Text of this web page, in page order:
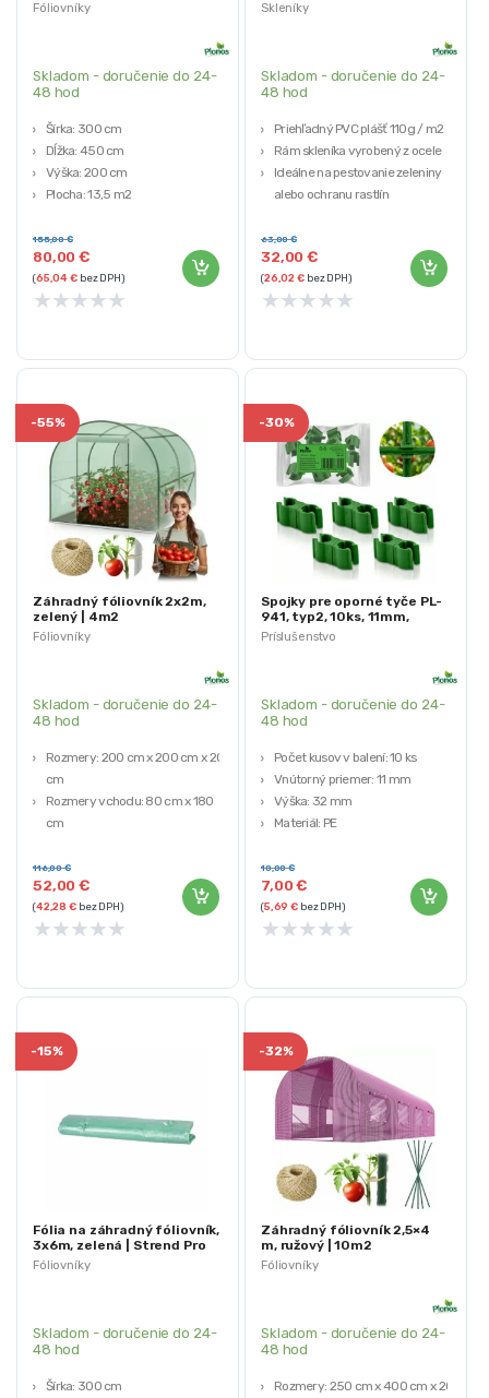
Fóliovníky
Skladom - doručenie do 24-
48 hod
Šírka: 300 cm
Dĺžka: 450 cm
Výška: 200 cm
Plocha: 13,5 m2
filtrom
80,00€
155,00€
(65,04€bez DPH)
★★★★★
Skleníky
Skladom - doručenie do 24-
48 hod
Priehľadný PVC plášť 110g / m2
Rám skleníka vyrobený z ocele
Ideálne na pestovanie zeleniny
alebo ochranu rastlín
cm
Nosnosť police: max. 10 kg
32,00€
63,00€
(26,02€bez DPH)
★★★★★
Fóliovníky
-55%
Záhradný fóliovník 2x2m,
zelený | 4m2
Skladom - doručenie do 24-
48 hod
Rozmery: 200 cm x 200 cm x 200
cm
Rozmery vchodu: 80 cm x 180
cm
PE fólia 130 g/m² UV4 odolná
52,00€
116,00€
(42,28€bez DPH)
★★★★★
Príslušenstvo
-30%
Spojky pre oporné tyče PL-
941, typ2, 10ks, 11mm,
zelené | Plonos
Skladom - doručenie do 24-
48 hod
Počet kusov v balení: 10 ks
Vnútorný priemer: 11 mm
Výška: 32 mm
Materiál: PE
7,00€
10,00€
(5,69€ bez DPH)
★★★★★
Fóliovníky
-15%
Fólia na záhradný fóliovník,
3x6m, zelená | Strend Pro
Garden
Skladom - doručenie do 24-
48 hod
Šírka: 300 cm
Fóliovníky
-32%
Záhradný fóliovník 2,5×4
m, ružový | 10m2
Skladom - doručenie do 24-
48 hod
Rozmery: 250 cm x 400 cm x 200